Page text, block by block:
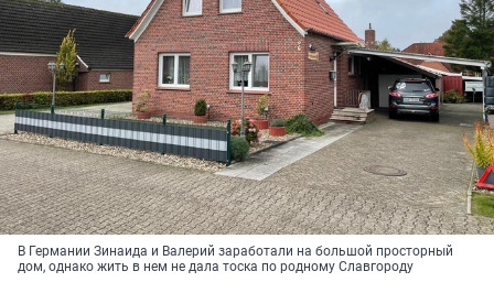
В Германии Зинаида и Валерий заработали на большой просторный
дом, однако жить в нем не дала тоска по родному Славгороду